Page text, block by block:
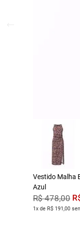
Vestido Malha
Azul
R$ 478,00
1x de R$ 191,00